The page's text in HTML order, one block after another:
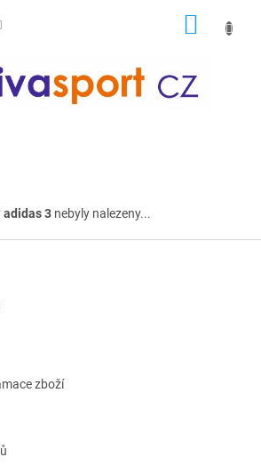
adidas 3 nebyly nalezeny...
zboží